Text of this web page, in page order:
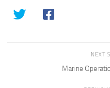
NEXT
Marine